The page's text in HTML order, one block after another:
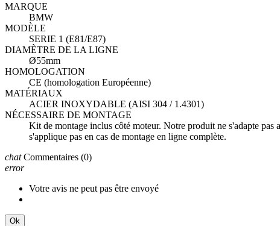
MARQUE
BMW
MODÈLE
SERIE 1 (E81/E87)
DIAMÈTRE DE LA LIGNE
Ø55mm
HOMOLOGATION
CE (homologation Européenne)
MATÉRIAUX
ACIER INOXYDABLE (AISI 304 / 1.4301)
NÉCESSAIRE DE MONTAGE
Kit de montage inclus côté moteur. Notre produit ne s'adapte
s'applique pas en cas de montage en ligne complète.
chat Commentaires (0)
error
Votre avis ne peut pas être envoyé
Ok